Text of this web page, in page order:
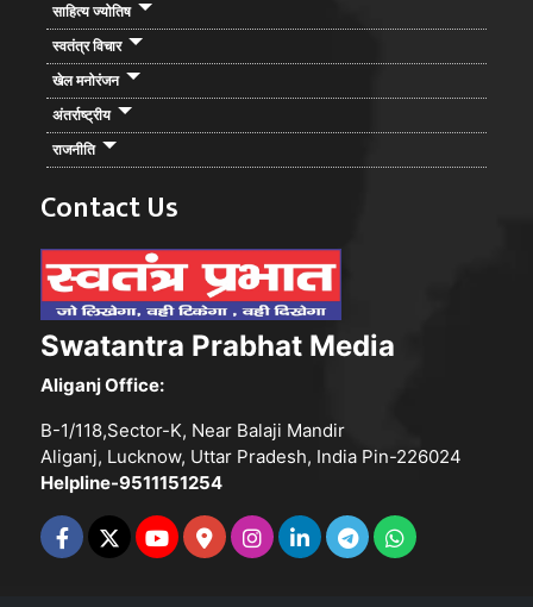
साहित्य ज्योतिष
स्वतंत्र विचार
खेल मनोरंजन
अंतर्राष्ट्रीय
राजनीति
Contact Us
Swatantra Prabhat Media
Aliganj Office:
B-1/118,Sector-K, Near Balaji Mandir
Aliganj, Lucknow, Uttar Pradesh, India Pin-226024
Helpline-9511151254